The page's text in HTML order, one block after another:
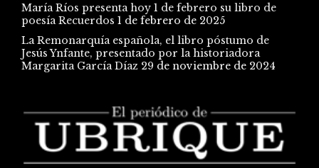
María Ríos presenta hoy 1 de febrero su libro de
poesía Recuerdos 1 de febrero de 2025
La Remonarquía española, el libro póstumo de
Jesús Ynfante, presentado por la historiadora
Margarita García Díaz 29 de noviembre de 2024